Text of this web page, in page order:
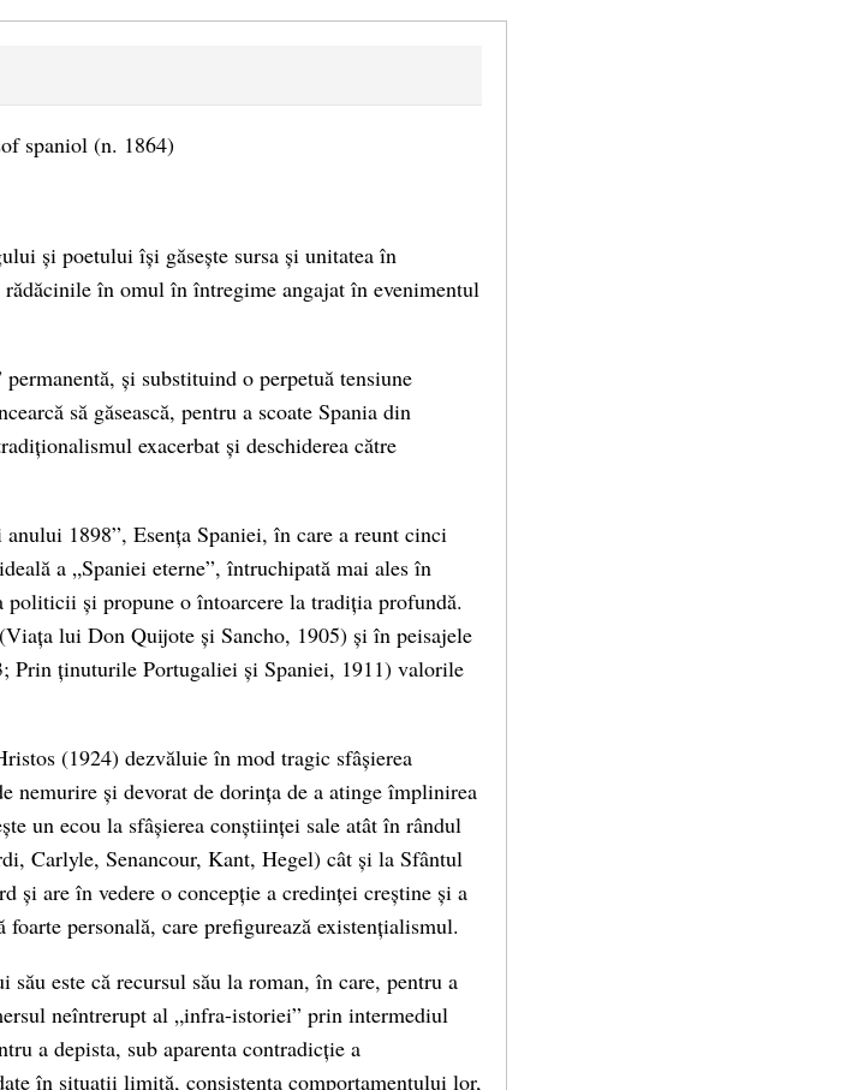
spaniol (n. 1864)
și poetului își găsește sursa și unitatea în
în omul în întregime angajat în evenimentul
și substituind o perpetuă tensiune
să găsească, pentru a scoate Spania din
exacerbat și deschiderea către
1898”, Esența Spaniei, în care a reunt cinci
a „Spaniei eterne”, întruchipată mai ales în
și propune o întoarcere la tradiția profundă.
lui Don Quijote și Sancho, 1905) și în peisajele
Prin ținuturile Portugaliei și Spaniei, 1911) valorile
(1924) dezvăluie în mod tragic sfâșierea
nemurire și devorat de dorința de a atinge împlinirea
un ecou la sfâșierea conștiinței sale atât în ​​rândul
Carlyle, Senancour, Kant, Hegel) cât și la Sfântul
și are în vedere o concepție a credinței creștine și a
personală, care prefigurează existențialismul.
este că recursul său la roman, în care, pentru a
neîntrerupt al „infra-istoriei” prin intermediul
a depista, sub aparenta contradicție a
în situații limită, consistența comportamentului lor,